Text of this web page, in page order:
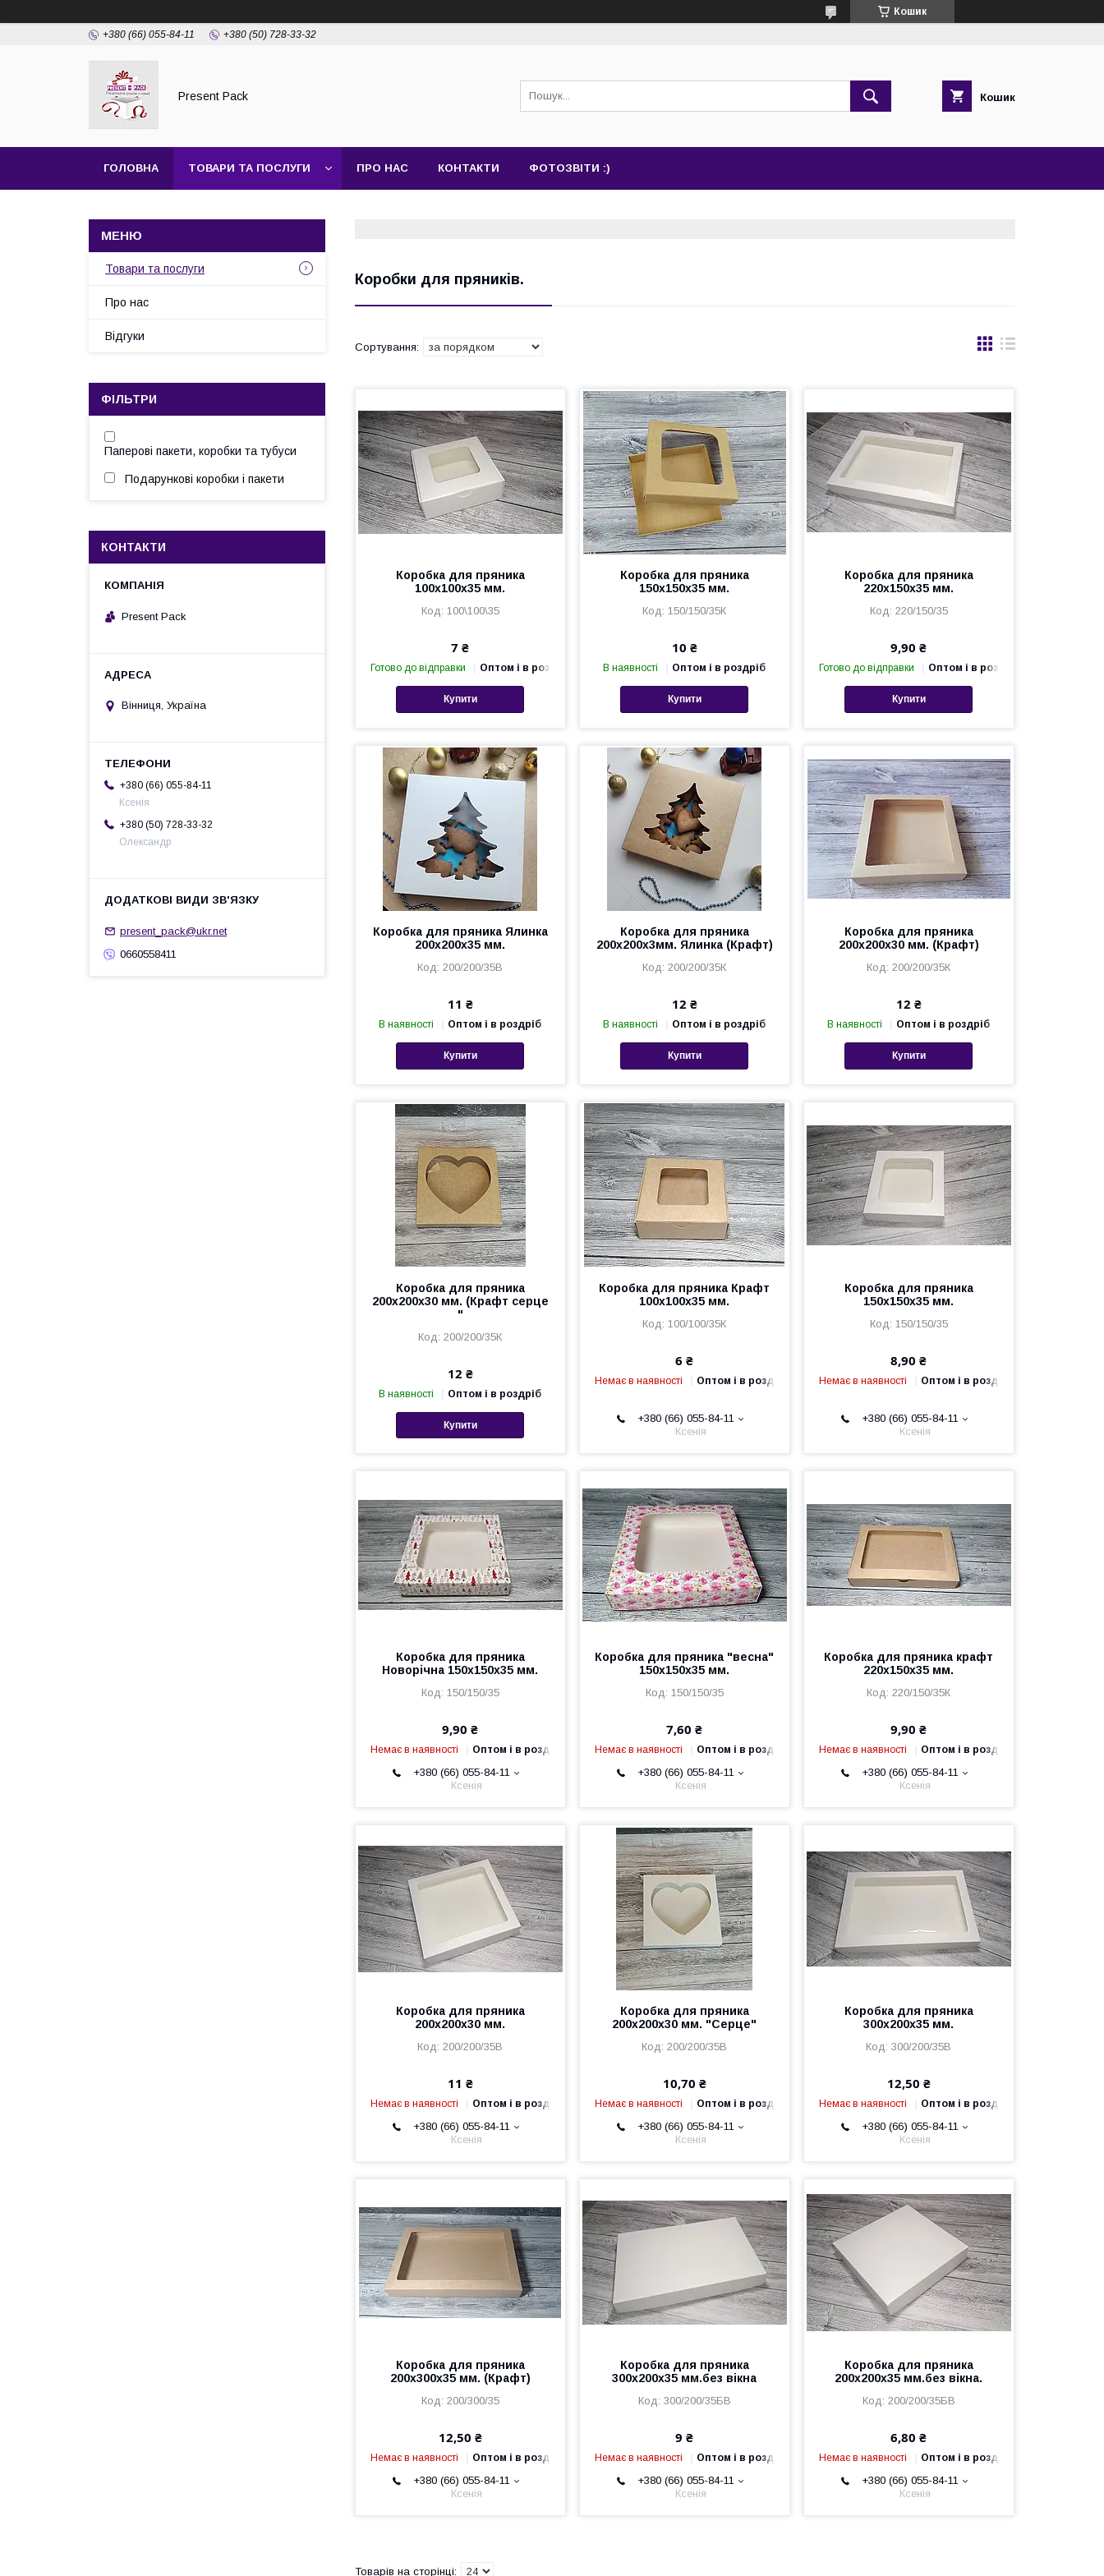
Кошик
+380 (66) 055-84-11 +380 (50) 728-33-32
Present Pack Кошик
ГОЛОВНА ТОВАРИ ТА ПОСЛУГИ ПРО НАС КОНТАКТИ ФОТОЗВІТИ :)
Коробки для пряників.
Коробка для пряника
100х100х35 мм.
100\100\35
7 ₴
Готово до відправки Оптом і в роздріб
Купити
Коробка для пряника
150х150х35 мм.
150/150/35К
10 ₴
В наявності Оптом і в роздріб
Купити
Коробка для пряника
220х150х35 мм.
220/150/35
9,90 ₴
Готово до відправки Оптом і в роздріб
Купити
Коробка для пряника Ялинка
200х200х35 мм.
200/200/35В
11 ₴
В наявності Оптом і в роздріб
Купити
Коробка для пряника
200х200х3мм. Ялинка (Крафт)
200/200/35К
12 ₴
В наявності Оптом і в роздріб
Купити
Коробка для пряника
200х200х30 мм. (Крафт)
200/200/35К
12 ₴
В наявності Оптом і в роздріб
Купити
Коробка для пряника
200х200х30 мм. (Крафт серце
"
200/200/35К
12 ₴
В наявності Оптом і в роздріб
Купити
Коробка для пряника Крафт
100х100х35 мм.
100/100/35К
6 ₴
Немає в наявності Оптом і в роздріб
+380 (66) 055-84-11
Ксенія
Коробка для пряника
150х150х35 мм.
150/150/35
8,90 ₴
Немає в наявності Оптом і в роздріб
+380 (66) 055-84-11
Ксенія
Коробка для пряника
Новорічна 150х150х35 мм.
150/150/35
9,90 ₴
Немає в наявності Оптом і в роздріб
+380 (66) 055-84-11
Ксенія
Коробка для пряника "весна"
150х150х35 мм.
150/150/35
7,60 ₴
Немає в наявності Оптом і в роздріб
+380 (66) 055-84-11
Ксенія
Коробка для пряника крафт
220х150х35 мм.
220/150/35К
9,90 ₴
Немає в наявності Оптом і в роздріб
+380 (66) 055-84-11
Ксенія
Коробка для пряника
200х200х30 мм.
200/200/35В
11 ₴
Немає в наявності Оптом і в роздріб
+380 (66) 055-84-11
Ксенія
Коробка для пряника
200х200х30 мм. "Серце"
200/200/35В
10,70 ₴
Немає в наявності Оптом і в роздріб
+380 (66) 055-84-11
Ксенія
Коробка для пряника
300х200х35 мм.
300/200/35В
12,50 ₴
Немає в наявності Оптом і в роздріб
+380 (66) 055-84-11
Ксенія
Коробка для пряника
200х300х35 мм. (Крафт)
200/300/35
12,50 ₴
Немає в наявності Оптом і в роздріб
+380 (66) 055-84-11
Ксенія
Коробка для пряника
300х200х35 мм.без вікна
300/200/35БВ
9 ₴
Немає в наявності Оптом і в роздріб
+380 (66) 055-84-11
Ксенія
Коробка для пряника
200х200х35 мм.без вікна.
200/200/35БВ
6,80 ₴
Немає в наявності Оптом і в роздріб
+380 (66) 055-84-11
Ксенія
Товари та послуги
Про нас
Відгуки
ФІЛЬТРИ
Паперові пакети, коробки та тубуси
Подарункові коробки і пакети
КОНТАКТИ
Present Pack
Вінниця, Україна
+380 (66) 055-84-11
Ксенія
+380 (50) 728-33-32
Олександр
present_pack@ukr.net
0660558411